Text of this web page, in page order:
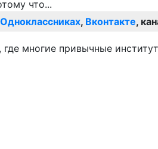
Одноклассниках, Вконтакте,
где многие привычные